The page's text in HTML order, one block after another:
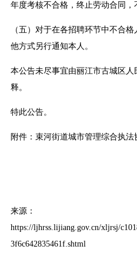
年度考核不合格，终止劳动合同，
（五）对于在各招聘环节中不合
他方式另行通知本人。
本公告未尽事宜由丽江市古城区
释。
特此公告。
附件：束河街道城市管理综合执
来源：
https://ljhrss.lijiang.gov.cn/xljrsj/
3f6c642835461f.shtml